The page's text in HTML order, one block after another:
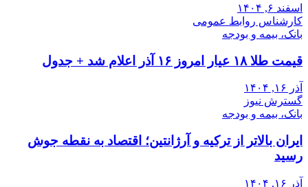
اسفند ۶, ۱۴۰۴
کارشناس روابط عمومی
بانک، بیمه و بودجه
قیمت طلا ۱۸ عیار امروز ۱۶ آذر اعلام شد + جدول
آذر ۱۶, ۱۴۰۴
گسترش نیوز
بانک، بیمه و بودجه
ایران بالاتر از ترکیه و آرژانتین؛ اقتصاد به نقطه جوش
رسید
آذر ۱۶, ۱۴۰۴